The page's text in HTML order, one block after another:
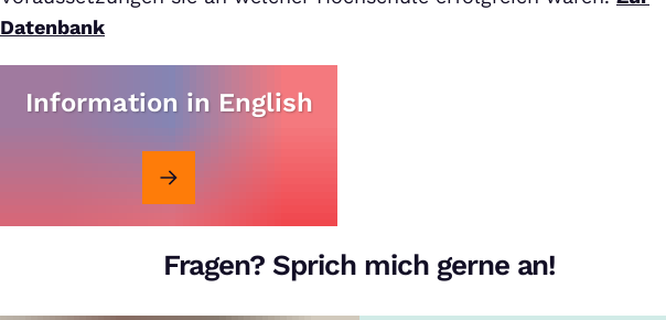
Datenbank
Information in English
Fragen? Sprich mich gerne an!